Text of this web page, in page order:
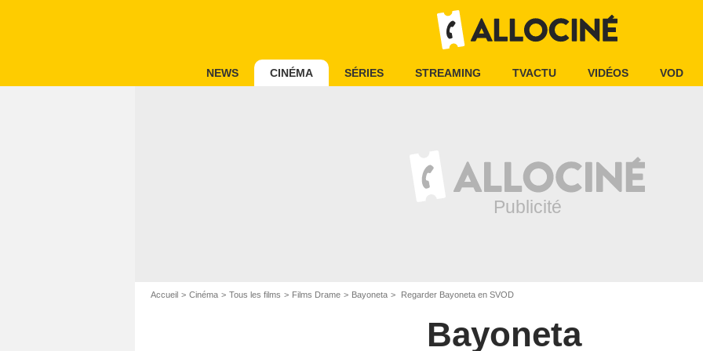
NEWS CINÉMA SÉRIES STREAMING TVACTU VIDÉOS VOD
Accueil Cinéma Tous les films Films Drame Bayoneta Regarder Bayoneta en SVOD
Bayoneta